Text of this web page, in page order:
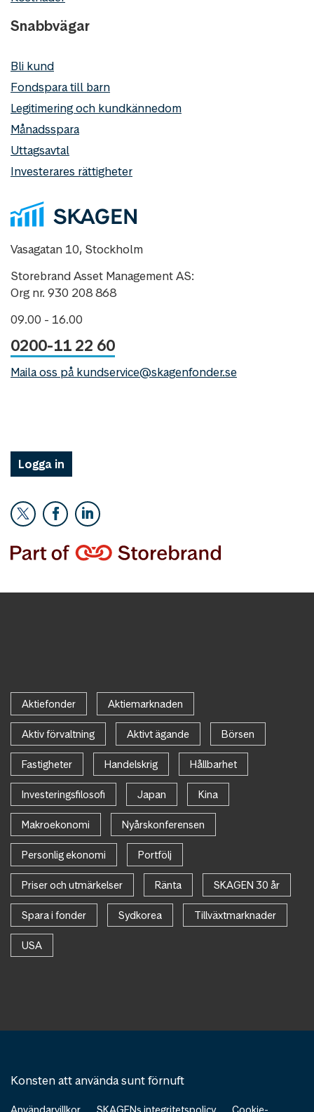
Snabbvägar
Bli kund
Fondspara till barn
Legitimering och kundkännedom
Månadsspara
Uttagsavtal
Investerares rättigheter
Vasagatan 10, Stockholm
Storebrand Asset Management AS:
Org nr. 930 208 868
09.00 - 16.00
0200-11 22 60
Maila oss på kundservice@skagenfonder.se
Logga in
Aktiefonder Aktiemarknaden
Aktiv förvaltning Aktivt ägande Börsen
Fastigheter Handelskrig Hållbarhet
Investeringsfilosofi Japan Kina
Makroekonomi Nyårskonferensen
Personlig ekonomi Portfölj
Priser och utmärkelser Ränta SKAGEN 30 år
Spara i fonder Sydkorea Tillväxtmarknader
USA
Konsten att använda sunt förnuft